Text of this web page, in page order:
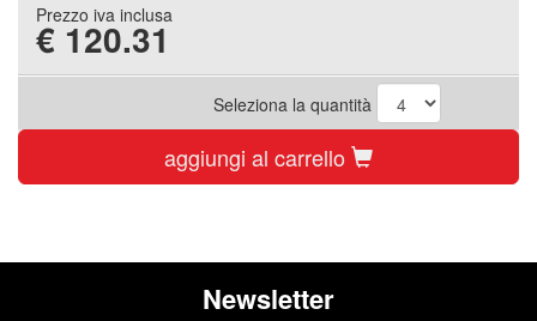
Prezzo iva inclusa
€ 120.31
Seleziona la quantità
aggiungi al carrello
Newsletter